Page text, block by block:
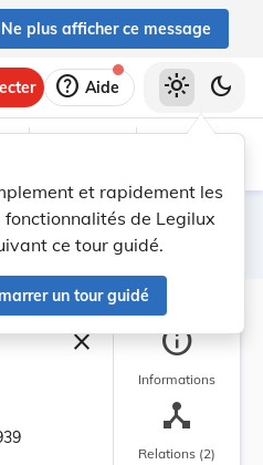
Ne plus afficher ce message
help Aide
et rapidement les
de Legilux
ce tour guidé.
un tour guidé
light_mode dark_mode
Filtres
closeFermer la barre
info
Informations
device_hub
Relations (2)